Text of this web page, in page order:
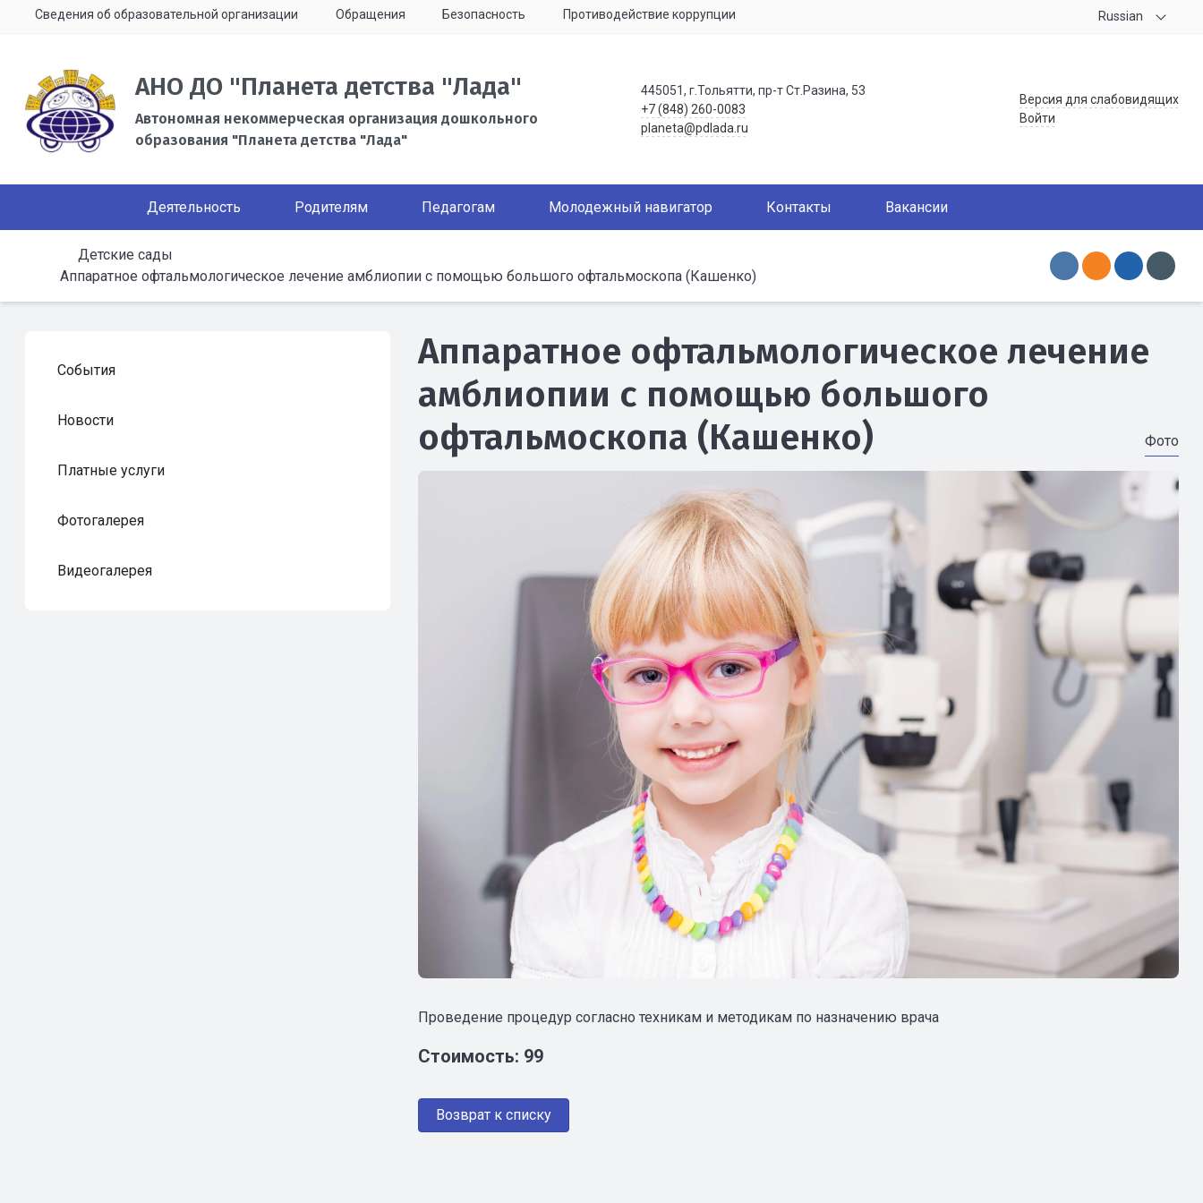
Сведения об образовательной организации Обращения Безопасность Противодействие коррупции Russian
АНО ДО "Планета детства "Лада"
Автономная некоммерческая организация дошкольного
образования "Планета детства "Лада"
445051, г.Тольятти, пр-т Ст.Разина, 53
+7 (848) 260-0083
planeta@pdlada.ru
Версия для слабовидящих
Войти
Деятельность Родителям Педагогам Молодежный навигатор Контакты Вакансии
Детские сады
Аппаратное офтальмологическое лечение амблиопии с помощью большого офтальмоскопа (Кашенко)
События
Новости
Платные услуги
Фотогалерея
Видеогалерея
Аппаратное офтальмологическое лечение
амблиопии с помощью большого
офтальмоскопа (Кашенко)
Фото
Проведение процедур согласно техникам и методикам по назначению врача
Стоимость: 99
Возврат к списку